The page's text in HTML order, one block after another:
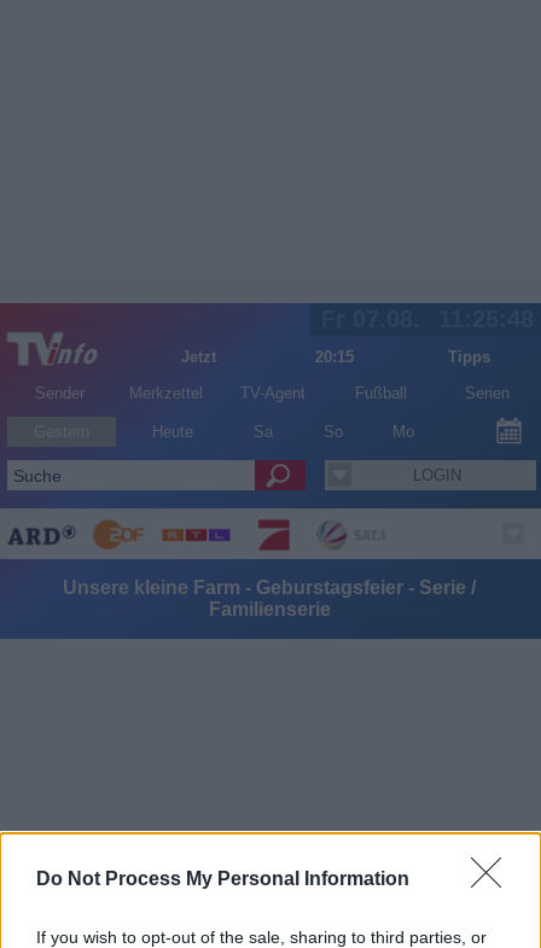
Do Not Process My Personal Information
If you wish to opt-out of the sale, sharing to third parties, or
Jetzt 20:15
Tipps
Sender
Merkzettel TV-Agent Fußball Serien
Heute Sa So Mo
LOGIN
Unsere kleine Farm - Geburstagsfeier - Serie /
Familienserie